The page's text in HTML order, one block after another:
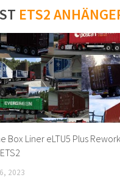
ETS2
Box Liner eLTU5 Plus
2023